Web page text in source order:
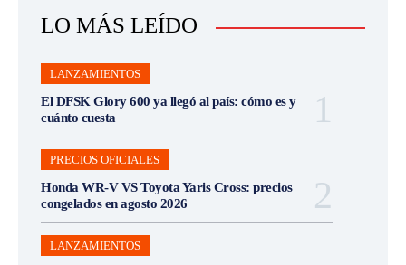
LO MÁS LEÍDO
LANZAMIENTOS
El DFSK Glory 600 ya llegó al país: cómo es y
cuánto cuesta
PRECIOS OFICIALES
Honda WR-V VS Toyota Yaris Cross: precios
congelados en agosto 2026
LANZAMIENTOS